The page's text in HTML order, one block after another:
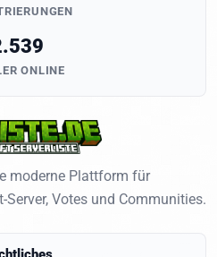
ONLINE
moderne Plattform für
Votes und Communities.